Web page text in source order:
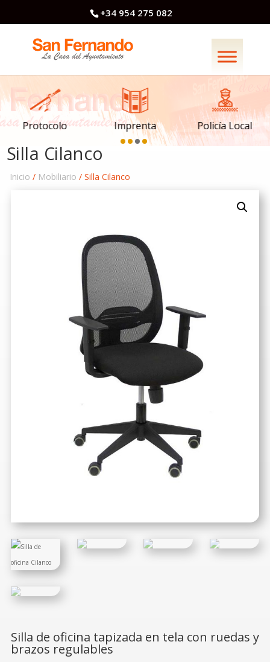
+34 954 275 082
Protocolo Imprenta Policía Local
Silla Cilanco
Inicio / Mobiliario / Silla Cilanco
Silla de oficina tapizada en tela con ruedas y
brazos regulables